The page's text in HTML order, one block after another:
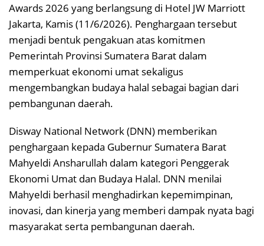
Awards 2026 yang berlangsung di Hotel JW Marriott
Jakarta, Kamis (11/6/2026). Penghargaan tersebut
menjadi bentuk pengakuan atas komitmen
Pemerintah Provinsi Sumatera Barat dalam
memperkuat ekonomi umat sekaligus
mengembangkan budaya halal sebagai bagian dari
pembangunan daerah.
Disway National Network (DNN) memberikan
penghargaan kepada Gubernur Sumatera Barat
Mahyeldi Ansharullah dalam kategori Penggerak
Ekonomi Umat dan Budaya Halal. DNN menilai
Mahyeldi berhasil menghadirkan kepemimpinan,
inovasi, dan kinerja yang memberi dampak nyata bagi
masyarakat serta pembangunan daerah.